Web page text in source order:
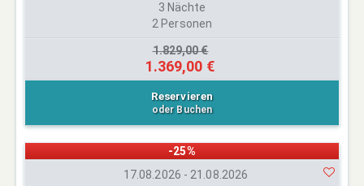
3 Nächte
2 Personen
1.829,00 €
1.369,00 €
Reservieren
oder Buchen
-25%
17.08.2026 - 21.08.2026